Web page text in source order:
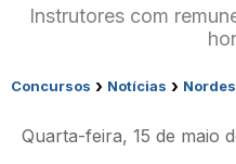
Instrutores com
Concursos › Notícias ›
Quarta-feira, 15 de maio